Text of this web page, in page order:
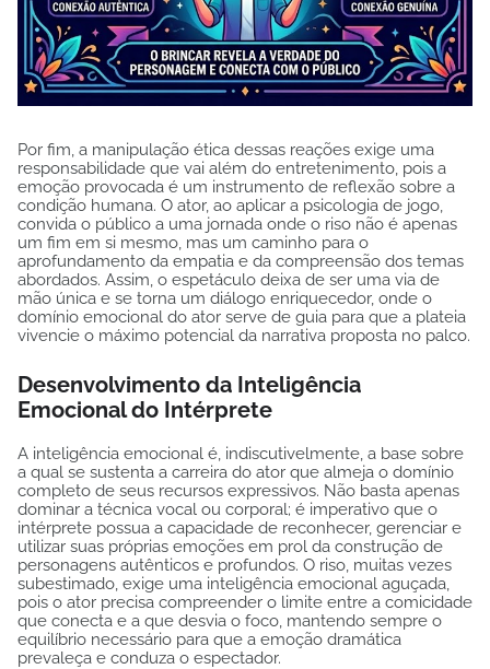
Por fim, a manipulação ética dessas reações exige uma
responsabilidade que vai além do entretenimento, pois a
emoção provocada é um instrumento de reflexão sobre a
condição humana. O ator, ao aplicar a psicologia de jogo,
convida o público a uma jornada onde o riso não é apenas
um fim em si mesmo, mas um caminho para o
aprofundamento da empatia e da compreensão dos temas
abordados. Assim, o espetáculo deixa de ser uma via de
mão única e se torna um diálogo enriquecedor, onde o
domínio emocional do ator serve de guia para que a plateia
vivencie o máximo potencial da narrativa proposta no palco.
Desenvolvimento da Inteligência
Emocional do Intérprete
A inteligência emocional é, indiscutivelmente, a base sobre
a qual se sustenta a carreira do ator que almeja o domínio
completo de seus recursos expressivos. Não basta apenas
dominar a técnica vocal ou corporal; é imperativo que o
intérprete possua a capacidade de reconhecer, gerenciar e
utilizar suas próprias emoções em prol da construção de
personagens autênticos e profundos. O riso, muitas vezes
subestimado, exige uma inteligência emocional aguçada,
pois o ator precisa compreender o limite entre a comicidade
que conecta e a que desvia o foco, mantendo sempre o
equilíbrio necessário para que a emoção dramática
prevaleça e conduza o espectador.